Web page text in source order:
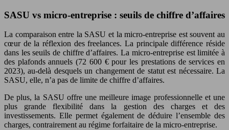
SASU vs micro-entreprise : seuils de chiffre d’affaires
La comparaison entre la SASU et la micro-entreprise est souvent au
cœur de la réflexion des freelances. La principale différence réside
dans les seuils de chiffre d’affaires. La micro-entreprise est limitée à
des plafonds annuels (72 600 € pour les prestations de services en
2023), au-delà desquels un changement de statut est nécessaire. La
SASU, elle, n’a pas de limite de chiffre d’affaires.
De plus, la SASU offre une meilleure image professionnelle et une
plus grande flexibilité dans la gestion des charges et des
investissements. Elle permet également de déduire l’ensemble des
charges, contrairement au régime forfaitaire de la micro-entreprise.